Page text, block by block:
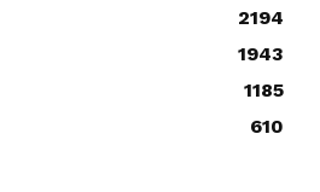
2194
1943
1185
610